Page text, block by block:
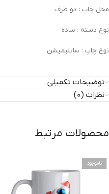
محل چاپ : دو طرف
نوع دسته : ساده
نوع چاپ : سابلیمیشن
توضیحات تکمیلی
نظرات (0)
محصولات مرتبط
ناموجود